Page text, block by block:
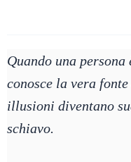
Quando una
conosce la vera
illusioni diventano
schiavo.